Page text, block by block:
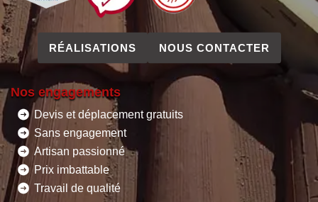
RÉALISATIONS NOUS CONTACTER
Nos engagements
Devis et déplacement gratuits
Sans engagement
Artisan passionné
Prix imbattable
Travail de qualité